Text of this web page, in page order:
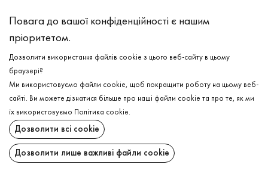
Бавовна - 75%, Поліестер - 20%, Еластан - 5%
Прання в холодній воді (до 30 ° C)
Відбілювання заборонено
Прасувати при низькій температурі
Не можна віджимати і сушити в пральній машині
ДОСТАВКА
ПОВЕРНЕННЯ
Повага до вашої конфіденційності є нашим
пріоритетом.
Дозволити використання файлів cookie з цього веб-сайту в цьому
браузері?
Ми використовуємо файли cookie, щоб покращити роботу на цьому веб-
сайті. Ви можете дізнатися більше про наші файли cookie та про те, як ми
їх використовуємо
Політика cookie.
Дозволити всі cookie
Дозволити лише важливі файли cookie